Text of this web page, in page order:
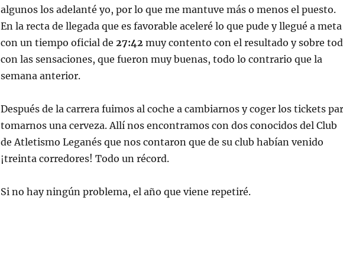
algunos los adelanté yo, por lo que me mantuve más o menos el puesto.
En la recta de llegada que es favorable aceleré lo que pude y llegué a meta
con un tiempo oficial de 27:42muy contento con el resultado y sobre
con las sensaciones, que fueron muy buenas, todo lo contrario que la
semana anterior.
Después de la carrera fuimos al coche a cambiarnos y coger los tickets
tomarnos una cerveza. Allí nos encontramos con dos conocidos del Club
de Atletismo Leganés que nos contaron que de su club habían venido
¡treinta corredores! Todo un récord.
Si no hay ningún problema, el año que viene repetiré.